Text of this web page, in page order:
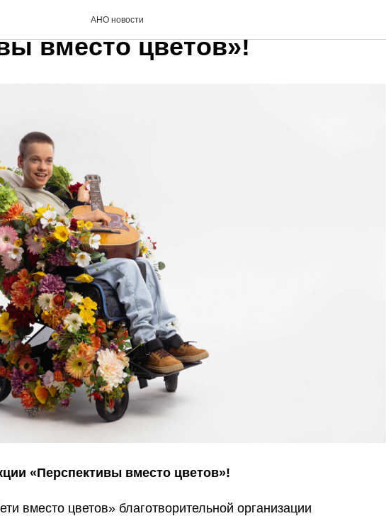
АНО новостиакции
вместо цветов»!
«Перспективы вместо цветов»!
вместо цветов» благотворительной организации